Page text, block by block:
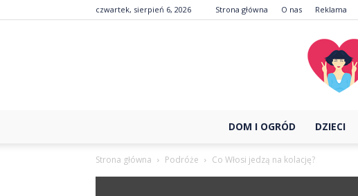
czwartek, sierpień 6, 2026 Strona główna O nas Reklama
DOM I OGRÓD DZIECI
Strona główna Podróże Co Włosi jedzą na kolację?